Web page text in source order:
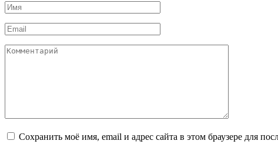
Имя
*
Email
*
Комментарий
Сохранить моё имя, email и адрес сайта в этом браузере для